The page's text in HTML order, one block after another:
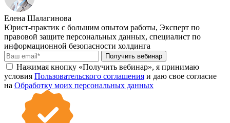
Елена Шалагинова
Юрист-практик с большим опытом работы, Эксперт по
правовой защите персональных данных, специалист по
информационной безопасности холдинга
Получить вебинар
Нажимая кнопку «Получить вебинар», я принимаю
условия Пользовательского соглашения и даю свое согласие
на Обработку моих персональных данных